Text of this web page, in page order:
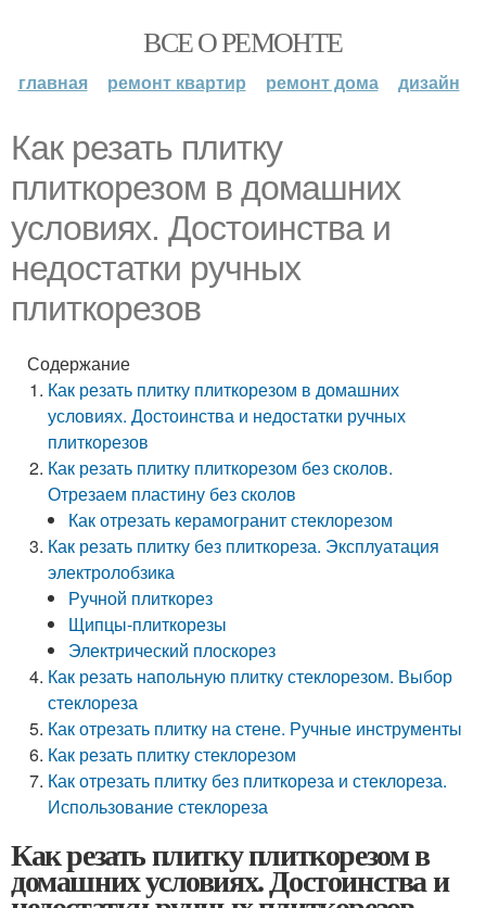
ВСЕ О РЕМОНТЕ
главная ремонт квартир ремонт дома дизайн
Как резать плитку
плиткорезом в домашних
условиях. Достоинства и
недостатки ручных
плиткорезов
Содержание
Как резать плитку плиткорезом в домашних
условиях. Достоинства и недостатки ручных
плиткорезов
Как резать плитку плиткорезом без сколов.
Отрезаем пластину без сколов
Как отрезать керамогранит стеклорезом
Как резать плитку без плиткореза. Эксплуатация
электролобзика
Ручной плиткорез
Щипцы-плиткорезы
Электрический плоскорез
Как резать напольную плитку стеклорезом. Выбор
стеклореза
Как отрезать плитку на стене. Ручные инструменты
Как резать плитку стеклорезом
Как отрезать плитку без плиткореза и стеклореза.
Использование стеклореза
Как резать плитку плиткорезом в
домашних условиях. Достоинства и